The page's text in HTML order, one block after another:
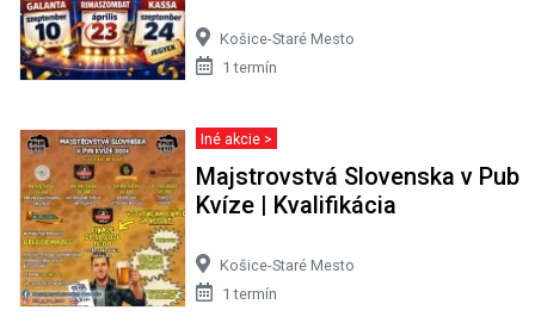
Košice-Staré Mesto
1 termín
Iné akcie >
Majstrovstvá Slovenska v Pub
Kvíze | Kvalifikácia
Košice-Staré Mesto
1 termín